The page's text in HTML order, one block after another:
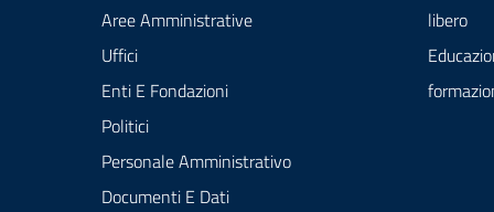
Aree Amministrative
Uffici
Enti E Fondazioni
Politici
Personale Amministrativo
Documenti E Dati
libero